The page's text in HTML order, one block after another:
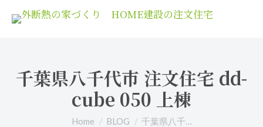
千葉県八千代市 注文住宅 dd-
cube 050 上棟
You are here:
Home BLOG 千葉県八千…